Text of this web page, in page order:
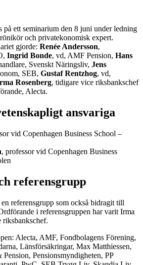
på ett seminarium den 8 juni under ledning
och privatekonomisk expert.
gjorde: Renée Andersson,
Ingrid Bonde, vd, AMF Pension, Hans
Svenskt Näringsliv, Jens
SEB, Gustaf Rentzhog, vd,
Rosenberg, tidigare vice riksbankschef
Alecta.
ansvariga
vid Copenhagen Business School –
, professor vid Copenhagen Business
referensgrupp
referensgrupp som också bidragit till
i referensgruppen har varit Irma
riksbankschef.
Alecta, AMF, Fondbolagens Förening,
Länsförsäkringar, Max Matthiessen,
Pensionsmyndigheten, PP